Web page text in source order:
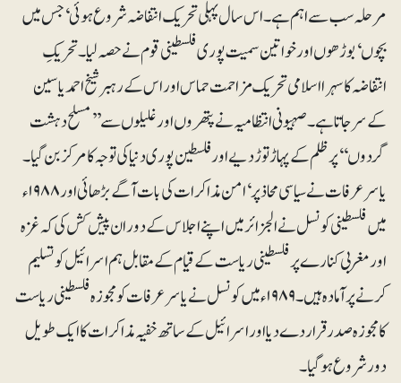
مرحلہ سب سے اہم ہے۔ اس سال پہلی تحریک انتفاضہ شروع ہوئی‘ جس میں
بچوں‘ بوڑھوں اور خواتین سمیت پوری فلسطینی قوم نے حصہ لیا۔ تحریکِ
انتفاضہ کا سہرا اسلامی تحریک مزاحمت حماس اور اس کے رہبر شیخ احمد یاسین
کے سر جاتا ہے۔ صہیونی انتظامیہ نے پتھروں اور غلیلوں سے ’’مسلح دہشت
گردوں‘‘ پر ظلم کے پہاڑ توڑ دیے اور فلسطین پوری دنیا کی توجہ کا مرکز بن گیا۔
یاسر عرفات نے سیاسی محاذ پر‘ امن مذاکرات کی بات آگے بڑھائی اور ۱۹۸۸ء
میں فلسطینی کونسل نے الجزائر میں اپنے اجلاس کے دوران پیش کش کی کہ غزہ
اور مغربی کنارے پر فلسطینی ریاست کے قیام کے مقابل ہم اسرائیل کو تسلیم
کرنے پر آمادہ ہیں۔ ۱۹۸۹ء میں کونسل نے یاسرعرفات کو مجوزہ فلسطینی ریاست
کا مجوزہ صدر قرار دے دیا اور اسرائیل کے ساتھ خفیہ مذاکرات کا ایک طویل
دور شروع ہوگیا۔